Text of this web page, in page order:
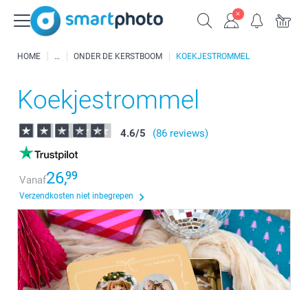
HOME ONDER DE KERSTBOOM KOEKJESTROMMEL
Koekjestrommel
4.6/5 (86 reviews)
Vanaf26,99
Verzendkosten niet inbegrepen